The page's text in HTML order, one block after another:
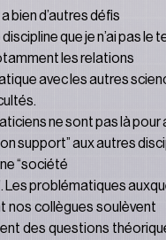
a bien d’autres défis
que je n’ai pas le
les relations
avec les autres
ne sont pas là
support” aux autres
“société
Les problématiques
nos collègues soulèvent
des questions